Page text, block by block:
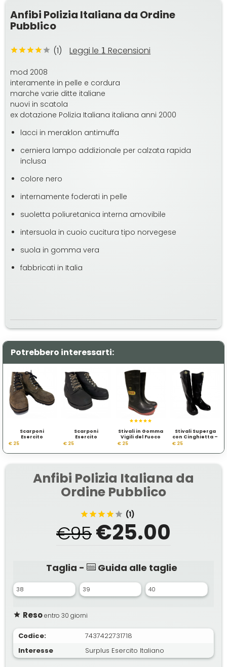
Anfibi Polizia Italiana da Ordine
Pubblico
(1) Leggi le 1 Recensioni
mod 2008
interamente in pelle e cordura
marche varie ditte italiane
nuovi in scatola
ex dotazione Polizia Italiana italiana anni 2000
lacci in meraklon antimuffa
cerniera lampo addizionale per calzata rapida
inclusa
colore nero
internamente foderati in pelle
suoletta poliuretanica interna amovibile
intersuola in cuoio cucitura tipo norvegese
suola in gomma vera
fabbricati in Italia
Potrebbero interessarti:
Scarponi
Esercito
Svizzero –
Gebirgs
€ 25
Scarponi
Esercito
Svizzero – Lacci
€ 25
Stivali in Gomma
Vigili del Fuoco
€ 25
Stivali Superga
con Cinghietta –
Esercito Italiano
€ 25
Anfibi Polizia Italiana da
Ordine Pubblico
(1)
€95€25.00
Taglia - Guida alle taglie
38 39 40
Resoentro 30 giorni
Codice:
7437422731718
Interesse
Surplus Esercito Italiano